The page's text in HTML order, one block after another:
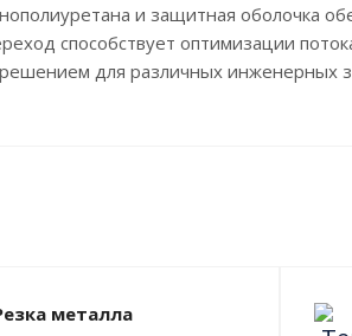
и защитная оболочка
способствует оптимизации
для различных инженерных
металла